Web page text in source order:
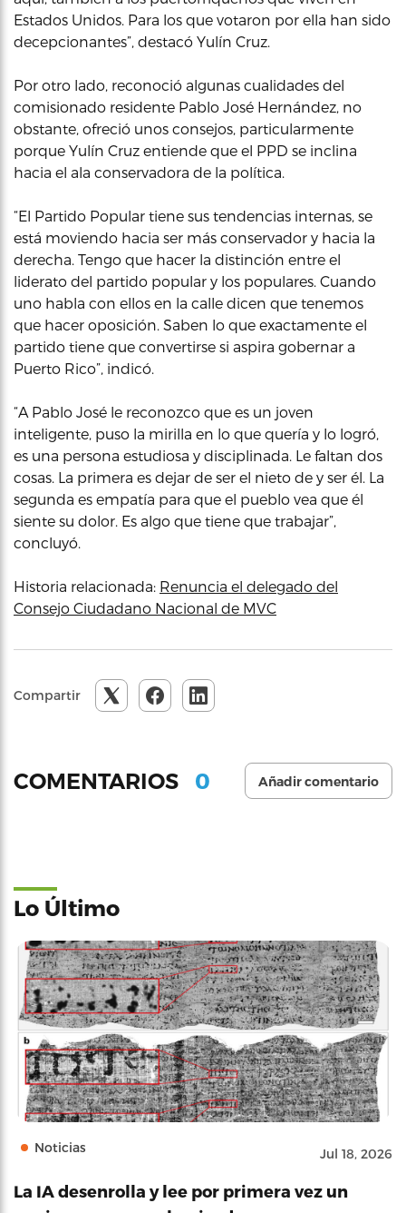
Estados Unidos. Para los que votaron por ella han sido
decepcionantes”, destacó Yulín Cruz.
Por otro lado, reconoció algunas cualidades del
comisionado residente Pablo José Hernández, no
obstante, ofreció unos consejos, particularmente
porque Yulín Cruz entiende que el PPD se inclina
hacia el ala conservadora de la política.
“El Partido Popular tiene sus tendencias internas, se
está moviendo hacia ser más conservador y hacia la
derecha. Tengo que hacer la distinción entre el
liderato del partido popular y los populares. Cuando
uno habla con ellos en la calle dicen que tenemos
que hacer oposición. Saben lo que exactamente el
partido tiene que convertirse si aspira gobernar a
Puerto Rico”, indicó.
“A Pablo José le reconozco que es un joven
inteligente, puso la mirilla en lo que quería y lo logró,
es una persona estudiosa y disciplinada. Le faltan dos
cosas. La primera es dejar de ser el nieto de y ser él. La
segunda es empatía para que el pueblo vea que él
siente su dolor. Es algo que tiene que trabajar”,
concluyó.
Historia relacionada: Renuncia el delegado del
Consejo Ciudadano Nacional de MVC
Compartir
COMENTARIOS 0 Añadir comentario
Lo Último
Noticias Jul 18, 2026
La IA desenrolla y lee por primera vez un